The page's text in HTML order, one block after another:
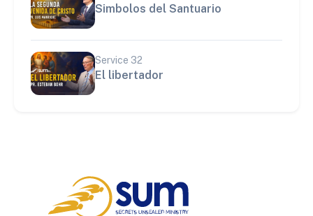
Simbolos del Santuario
Service 32
El libertador